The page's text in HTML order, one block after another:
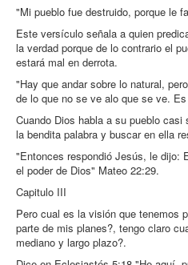
"Mi pueblo fue destruido, porque le
Este versículo señala a quien
la verdad porque de lo contrario el
estará mal en derrota.
"Hay que andar sobre lo natural,
de lo que no se ve alo que se ve.
Cuando Dios habla a su pueblo
la bendita palabra y buscar en ella
"Entonces respondió Jesús, le dijo:
el poder de Dios" Mateo 22:29.
Capitulo III
Pero cual es la visión que tenemos
parte de mis planes?, tengo claro
mediano y largo plazo?.